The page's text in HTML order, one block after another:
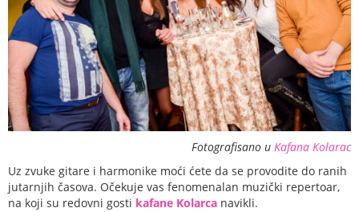
Fotografisano u Kafana Kolarac
Uz zvuke gitare i harmonike moći ćete da se provodite do ranih
jutarnjih časova. Očekuje vas fenomenalan muzički repertoar,
na koji su redovni gosti kafane Kolarca navikli.